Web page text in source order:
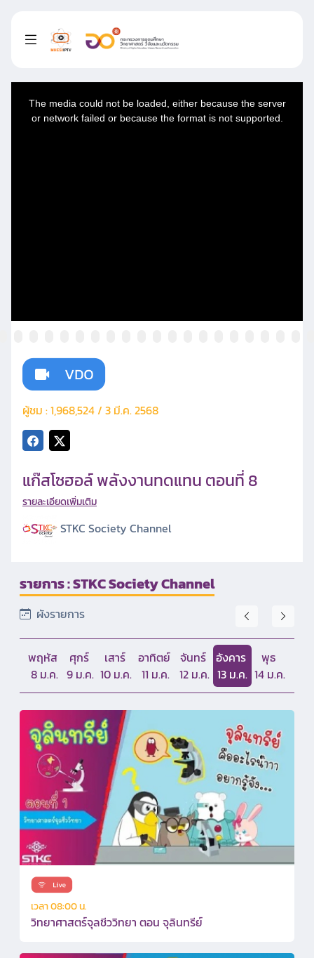
The media could not be loaded, either because the server
or network failed or because the format is not supported.
ผู้ชม : 1,968,524 / 3 มี.ค. 2568
แก๊สโซฮอล์ พลังงานทดแทน ตอนที่ 8
รายละเอียดเพิ่มเติม
STKC Society Channel
รายการ : STKC Society Channel
ผังรายการ
พฤหัส
8 ม.ค.
ศุกร์
9 ม.ค.
เสาร์
10 ม.ค.
อาทิตย์
11 ม.ค.
จันทร์
12 ม.ค.
อังคาร
13 ม.ค.
พุธ
14 ม.ค.
เวลา 08:00 น.
วิทยาศาสตร์จุลชีววิทยา ตอน จุลินทรีย์